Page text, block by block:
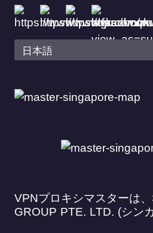
VPNプロキシマスターは
GROUP PTE. LTD. (シン